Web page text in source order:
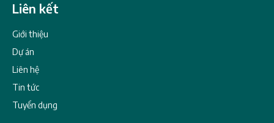
Liên kết
Giới thiệu
Dự án
Liên hệ
Tin tức
Tuyển dụng